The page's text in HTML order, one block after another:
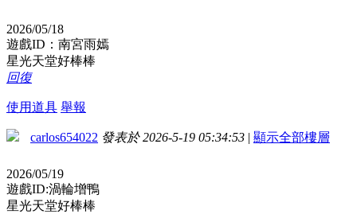
2026/05/18
遊戲ID：南宮雨嫣
星光天堂好棒棒
回復
使用道具 舉報
carlos654022 發表於 2026-5-19 05:34:53 | 顯示全部樓層
2026/05/19
遊戲ID:渦輪增鴨
星光天堂好棒棒